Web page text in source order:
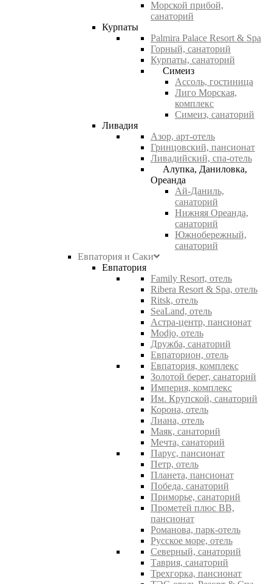
Морской прибой,
санаторий
Курпаты
Palmira Palace Resort & Spa
Горный, санаторий
Курпаты, санаторий
Симеиз
Ассоль, гостиница
Лиго Морская,
комплекс
Симеиз, санаторий
Ливадия
Азор, арт-отель
Гринцовский, пансионат
Ливадийский, спа-отель
Алупка, Даниловка,
Ореанда
Ай-Даниль,
санаторий
Нижняя Ореанда,
санаторий
Южнобережный,
санаторий
Евпатория и Саки
Евпатория
Family Resort, отель
Ribera Resort & Spa, отель
Ritsk, отель
SeaLand, отель
Астра-центр, пансионат
Modjo, отель
Дружба, санаторий
Евпаторион, отель
Евпатория, комплекс
Золотой берег, санаторий
Империя, комплекс
Им. Крупской, санаторий
Корона, отель
Лиана, отель
Маяк, санаторий
Мечта, санаторий
Парус, пансионат
Петр, отель
Планета, пансионат
Победа, санаторий
Приморье, санаторий
Прометей плюс ВВ,
пансионат
Романова, парк-отель
Русское море, отель
Северный, санаторий
Таврия, санаторий
Трехгорка, пансионат